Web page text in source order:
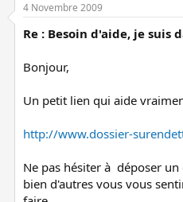
4 Novembre 2009
Re : Besoin d'aide, je suis
Bonjour,
Un petit lien qui aide
http://www.dossier-
Ne pas hésiter à déposer
bien d'autres vous vous